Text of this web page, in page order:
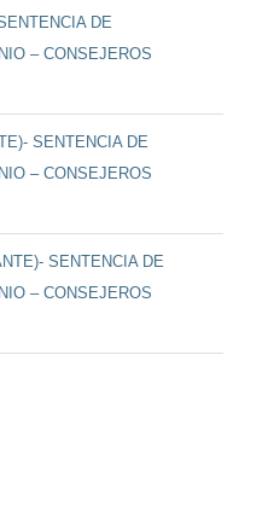
DE
– CONSEJEROS
SENTENCIA DE
– CONSEJEROS
SENTENCIA DE
– CONSEJEROS